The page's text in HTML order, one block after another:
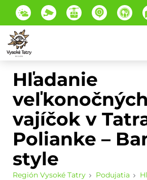
Hľadanie
veľkonočných
vajíčok v
Polianke –
style
Región Vysoké Tatry Podujatia